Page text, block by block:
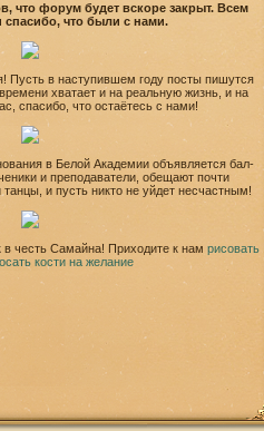
что форум будет вскоре закрыт. Всем
спасибо, что были с нами.
Пусть в наступившем году посты пишутся
хватает и на реальную жизнь, и на
спасибо, что остаётесь с нами!
в Белой Академии объявляется бал-
и преподаватели, обещают почти
и пусть никто не уйдет несчастным!
в честь Самайна! Приходите к нам рисовать
кости на желание